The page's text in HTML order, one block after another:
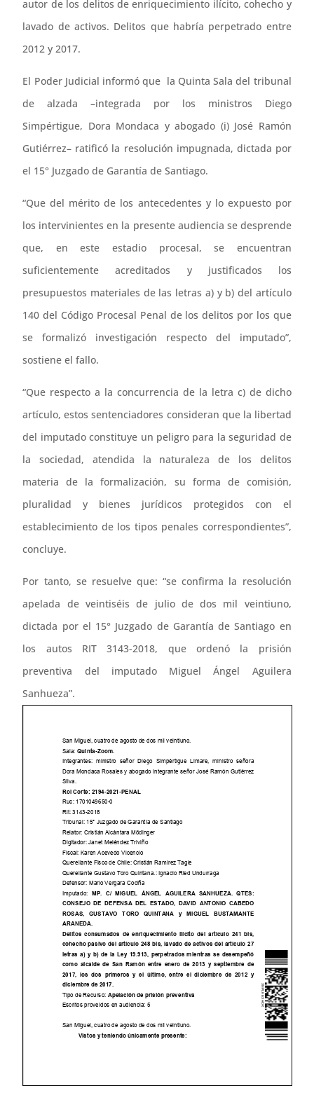
autor de los delitos de enriquecimiento ilícito, cohecho y
lavado de activos. Delitos que habría perpetrado entre
2012 y 2017.
El Poder Judicial informó que la Quinta Sala del tribunal
de alzada –integrada por los ministros Diego
Simpértigue, Dora Mondaca y abogado (i) José Ramón
Gutiérrez– ratificó la resolución impugnada, dictada por
el 15° Juzgado de Garantía de Santiago.
“Que del mérito de los antecedentes y lo expuesto por
los intervinientes en la presente audiencia se desprende
que, en este estadio procesal, se encuentran
suficientemente acreditados y justificados los
presupuestos materiales de las letras a) y b) del artículo
140 del Código Procesal Penal de los delitos por los que
se formalizó investigación respecto del imputado”,
sostiene el fallo.
“Que respecto a la concurrencia de la letra c) de dicho
artículo, estos sentenciadores consideran que la libertad
del imputado constituye un peligro para la seguridad de
la sociedad, atendida la naturaleza de los delitos
materia de la formalización, su forma de comisión,
pluralidad y bienes jurídicos protegidos con el
establecimiento de los tipos penales correspondientes”,
concluye.
Por tanto, se resuelve que: “se confirma la resolución
apelada de veintiséis de julio de dos mil veintiuno,
dictada por el 15° Juzgado de Garantía de Santiago en
los autos RIT 3143-2018, que ordenó la prisión
preventiva del imputado Miguel Ángel Aguilera
Sanhueza”.